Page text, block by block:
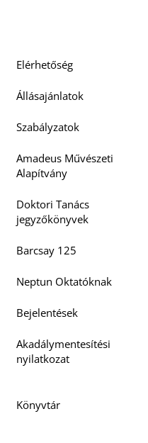
Elérhetőség
Állásajánlatok
Szabályzatok
Amadeus Művészeti
Alapítvány
Doktori Tanács
jegyzőkönyvek
Barcsay 125
Neptun Oktatóknak
Bejelentések
Akadálymentesítési
nyilatkozat
Könyvtár